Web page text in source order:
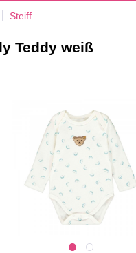
Steiff
Teddy weiß